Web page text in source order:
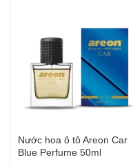
Nước hoa ô tô Areon Car
Blue Perfume 50ml